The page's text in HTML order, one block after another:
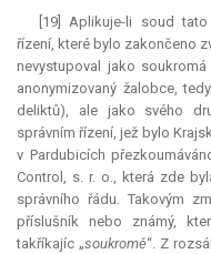
[19] Aplikuje-li soud
řízení, které bylo zakončeno
nevystupoval jako
anonymizovaný žalobce,
deliktů), ale jako svého
správním řízení, jež bylo
v Pardubicích
Control, s. r. o., která zde
správního řádu. Takovým
příslušník nebo známý,
takříkajíc „soukromě“. Z